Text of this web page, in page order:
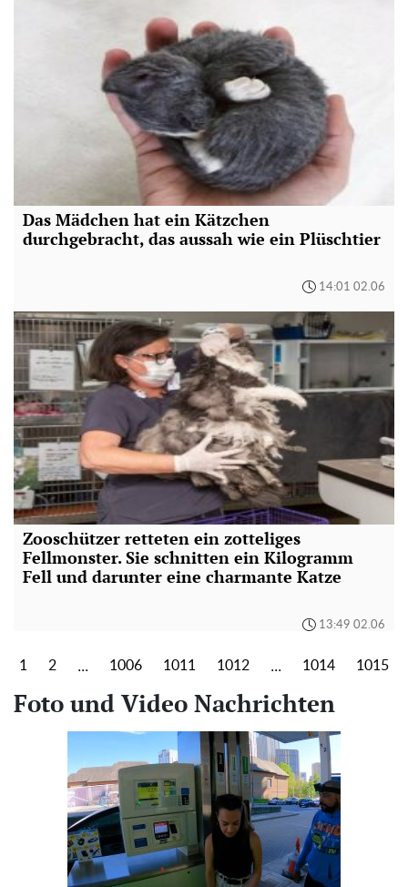
Das Mädchen hat ein Kätzchen
durchgebracht, das aussah wie ein Plüschtier
14:01 02.06
Zooschützer retteten ein zotteliges
Fellmonster. Sie schnitten ein Kilogramm
Fell und darunter eine charmante Katze
13:49 02.06
1 2 ... 1006 1011 1012 ... 1014 1015
Foto und Video Nachrichten